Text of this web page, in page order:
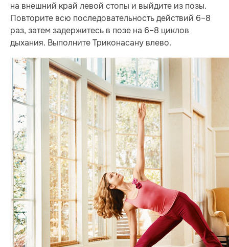
на внешний край левой стопы и выйдите из позы.
Повторите всю последовательность действий 6–8
раз, затем задержитесь в позе на 6–8 циклов
дыхания. Выполните Триконасану влево.